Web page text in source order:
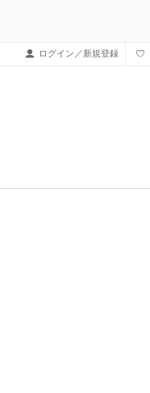
ログイン／新規登録